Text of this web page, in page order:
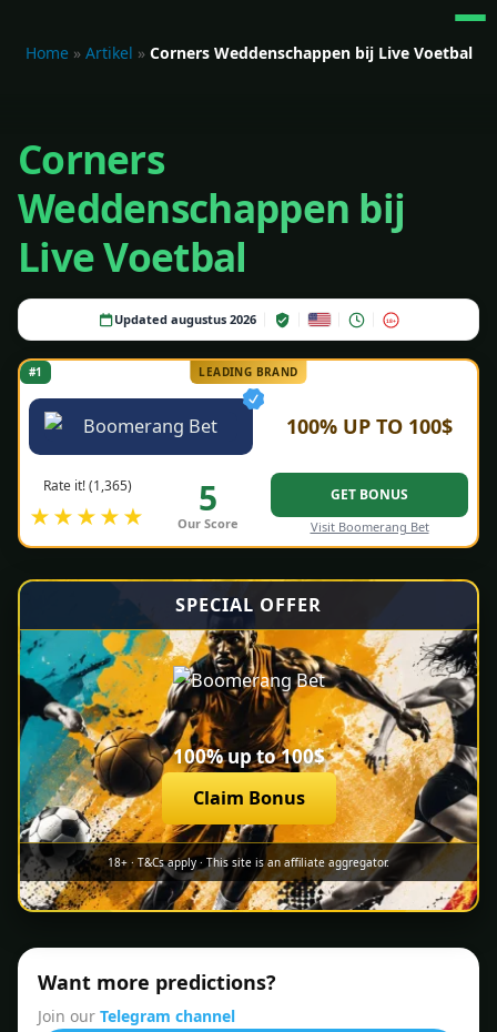
Home» Artikel » Corners Weddenschappen bij Live Voetbal
Corners
Weddenschappen bij
Live Voetbal
Updated augustus 2026 18+
#1 LEADING BRAND
100% UP TO 100$
Rate it! (1,365)
★★★★★ 5
Our Score
GET BONUS
Visit Boomerang Bet
SPECIAL OFFER
100% up to 100$
Claim Bonus
18+ · T&Cs apply · This site is an affiliate aggregator.
Want more predictions?
Join our Telegram channel